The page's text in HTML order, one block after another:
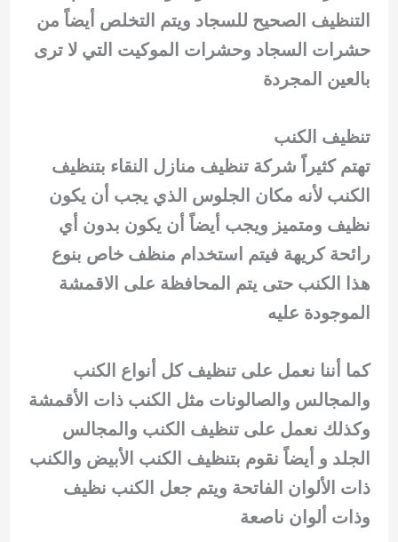
التنظيف الصحيح للسجاد ويتم التخلص أيضاً من
حشرات السجاد وحشرات الموكيت التي لا ترى
بالعين المجردة
تنظيف الكنب
تهتم كثيراً شركة تنظيف منازل النقاء بتنظيف
الكنب لأنه مكان الجلوس الذي يجب أن يكون
نظيف ومتميز ويجب أيضاً أن يكون بدون أي
رائحة كريهة فيتم استخدام منظف خاص بنوع
هذا الكنب حتى يتم المحافظة على الاقمشة
الموجودة عليه
كما أننا نعمل على تنظيف كل أنواع الكنب
والمجالس والصالونات مثل الكنب ذات الأقمشة
وكذلك نعمل على تنظيف الكنب والمجالس
الجلد و أيضاً نقوم بتنظيف الكنب الأبيض والكنب
ذات الألوان الفاتحة ويتم جعل الكنب نظيف
وذات ألوان ناصعة